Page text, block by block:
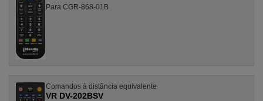
Para CGR-868-01B
Comandos à distância equivalente
VR DV-202BSV